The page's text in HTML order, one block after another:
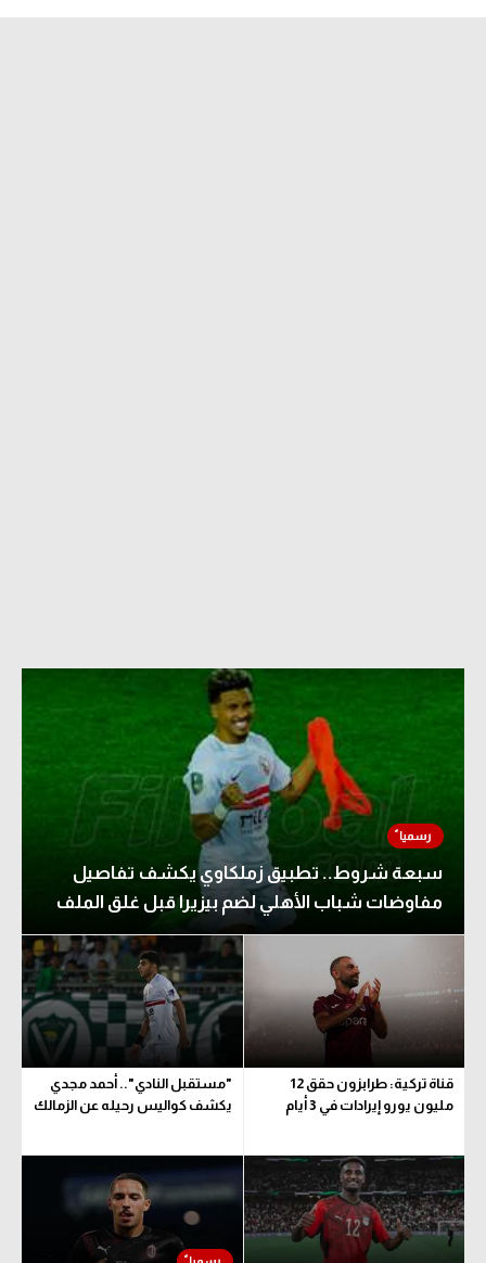
سبعة شروط.. تطبيق زملكاوي يكشف تفاصيل
مفاوضات شباب الأهلي لضم بيزيرا قبل غلق الملف
قناة تركية: طرابزون حقق 12
مليون يورو إيرادات في 3 أيام
"مستقبل النادي".. أحمد مجدي
يكشف كواليس رحيله عن الزمالك